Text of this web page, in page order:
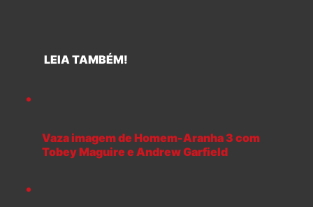
LEIA TAMBÉM!
Vaza imagem de Homem-Aranha 3 com
Tobey Maguire e Andrew Garfield